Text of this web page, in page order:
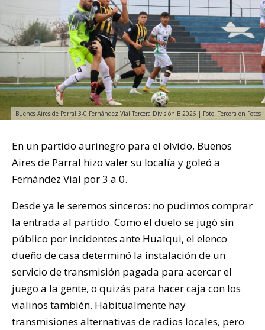
Buenos Aires de Parral 3-0 Fernández Vial Tercera División B 2026 | Foto: Tercera en Fotos
En un partido aurinegro para el olvido, Buenos
Aires de Parral hizo valer su localía y goleó a
Fernández Vial por 3 a 0.
Desde ya le seremos sinceros: no pudimos comprar
la entrada al partido. Como el duelo se jugó sin
público por incidentes ante Hualqui, el elenco
dueño de casa determinó la instalación de un
servicio de transmisión pagada para acercar el
juego a la gente, o quizás para hacer caja con los
vialinos también. Habitualmente hay
transmisiones alternativas de radios locales, pero